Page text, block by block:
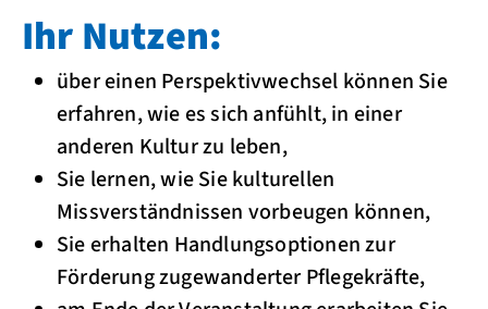
Ihr Nutzen:
über einen Perspektivwechsel können Sie
erfahren, wie es sich anfühlt, in einer
anderen Kultur zu leben,
Sie lernen, wie Sie kulturellen
Missverständnissen vorbeugen können,
Sie erhalten Handlungsoptionen zur
Förderung zugewanderter Pflegekräfte,